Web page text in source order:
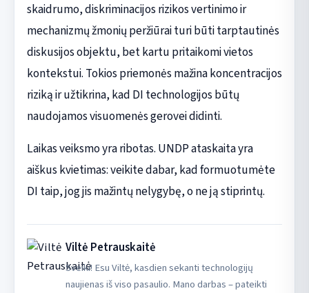
skaidrumo, diskriminacijos rizikos vertinimo ir
mechanizmų žmonių peržiūrai turi būti tarptautinės
diskusijos objektu, bet kartu pritaikomi vietos
kontekstui. Tokios priemonės mažina koncentracijos
riziką ir užtikrina, kad DI technologijos būtų
naudojamos visuomenės gerovei didinti.
Laikas veiksmo yra ribotas. UNDP ataskaita yra
aiškus kvietimas: veikite dabar, kad formuotumėte
DI taip, jog jis mažintų nelygybę, o ne ją stiprintų.
Viltė Petrauskaitė
Sveiki! Esu Viltė, kasdien sekanti technologijų
naujienas iš viso pasaulio. Mano darbas – pateikti